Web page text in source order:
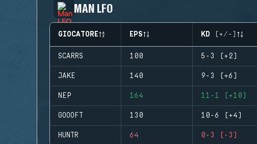
MAN LFO
GIOCATORE EPS KD (+/-)
SCARRS 100 5-3 (+2)
JAKE 140 9-3 (+6)
NEP 164 11-1 (+10)
GOOOFT 130 10-6 (+4)
HUNTR 64 0-3 (-3)